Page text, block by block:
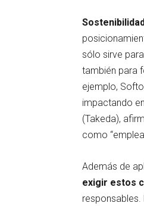
sólo sirve
también para
ejemplo,
impactando
(Takeda),
como
Además de
exigir estos
responsables.